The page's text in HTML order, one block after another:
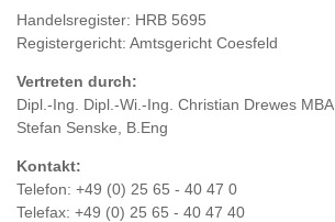
Handelsregister: HRB 5695
Registergericht: Amtsgericht Coesfeld
Vertreten durch:
Dipl.-Ing. Dipl.-Wi.-Ing. Christian Drewes MBA
Stefan Senske, B.Eng
Kontakt:
Telefon: +49 (0) 25 65 - 40 47 0
Telefax: +49 (0) 25 65 - 40 47 40